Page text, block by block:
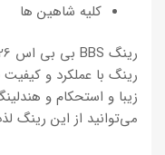
کلیه شاهین ها
رینگ با عملکرد و کیفیت
زیبا و استحکام و
می‌توانید از این رینگ